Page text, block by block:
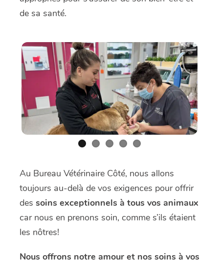
de sa santé.
Au Bureau Vétérinaire Côté, nous allons
toujours au-delà de vos exigences pour offrir
des soins exceptionnels à tous vos animaux
car nous en prenons soin, comme s’ils étaient
les nôtres!
Nous offrons notre amour et nos soins à vos